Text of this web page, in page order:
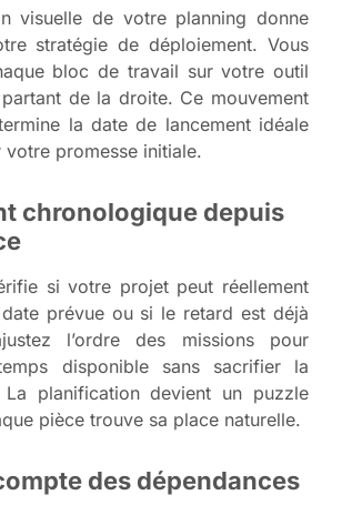
visuelle de votre planning donne
stratégie de déploiement. Vous
bloc de travail sur votre outil
de la droite. Ce mouvement
la date de lancement idéale
promesse initiale.
chronologique depuis
si votre projet peut réellement
prévue ou si le retard est déjà
l’ordre des missions pour
disponible sans sacrifier la
planification devient un puzzle
pièce trouve sa place naturelle.
des dépendances